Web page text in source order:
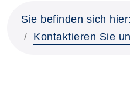
Sie befinden sich hier:
Kontaktieren Sie